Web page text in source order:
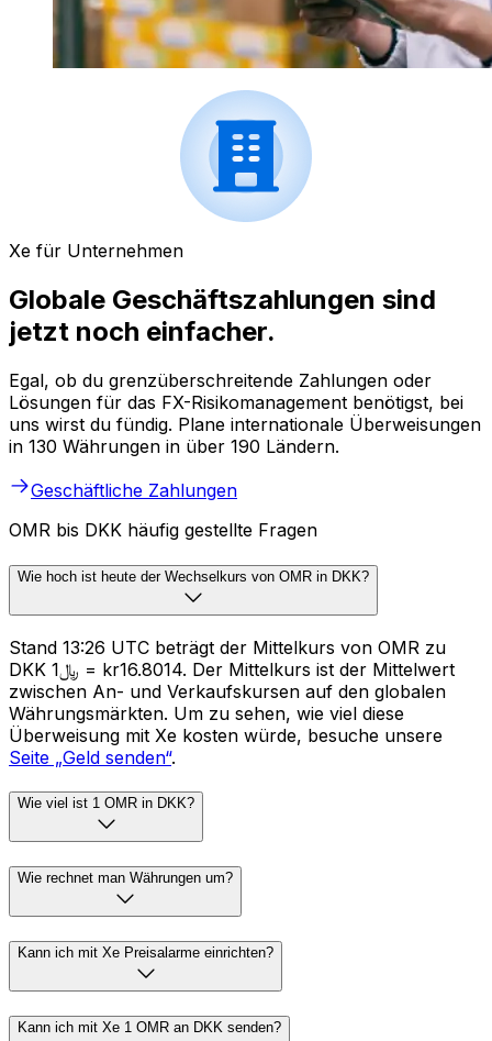
Xe für Unternehmen
Globale Geschäftszahlungen sind
jetzt noch einfacher.
Egal, ob du grenzüberschreitende Zahlungen oder
Lösungen für das FX-Risikomanagement benötigst, bei
uns wirst du fündig. Plane internationale Überweisungen
in 130 Währungen in über 190 Ländern.
Geschäftliche Zahlungen
OMR bis DKK häufig gestellte Fragen
Wie hoch ist heute der Wechselkurs von OMR in DKK?
Stand 13:26 UTC beträgt der Mittelkurs von OMR zu
DKK ﷼1 = kr16.8014. Der Mittelkurs ist der Mittelwert
zwischen An- und Verkaufskursen auf den globalen
Währungsmärkten. Um zu sehen, wie viel diese
Überweisung mit Xe kosten würde, besuche unsere
Seite „Geld senden“.
Wie viel ist 1 OMR in DKK?
Wie rechnet man Währungen um?
Kann ich mit Xe Preisalarme einrichten?
Kann ich mit Xe 1 OMR an DKK senden?